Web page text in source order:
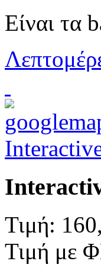
Είναι τα
Τιμή:
Τιμή με